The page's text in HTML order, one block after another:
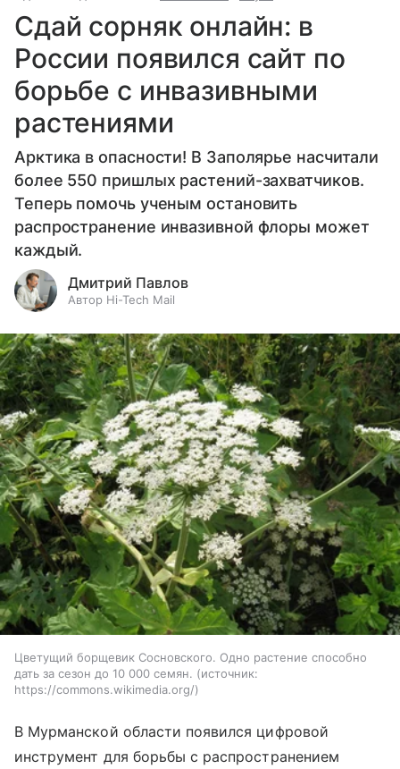
Сдай сорняк онлайн: в
России появился сайт по
борьбе с инвазивными
растениями
Арктика в опасности! В Заполярье насчитали
более 550 пришлых растений-захватчиков.
Теперь помочь ученым остановить
распространение инвазивной флоры может
каждый.
Дмитрий Павлов
Автор Hi-Tech Mail
Цветущий борщевик Сосновского. Одно растение способно
дать за сезон до 10 000 семян.
источник:
https://commons.wikimedia.org/
В Мурманской области появился цифровой
инструмент для борьбы с распространением